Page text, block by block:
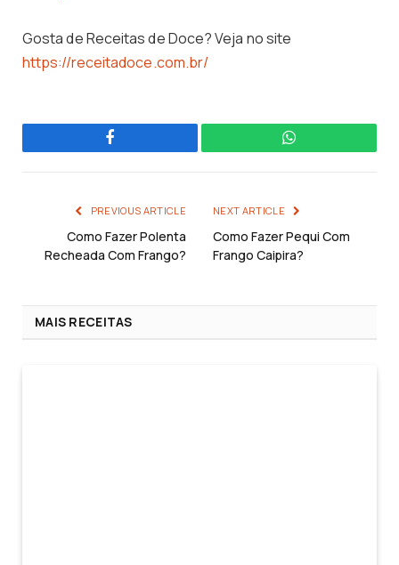
Gosta de Receitas de Doce? Veja no site
https://receitadoce.com.br/
Facebook WhatsApp
PREVIOUS ARTICLE
Como Fazer Polenta
Recheada Com Frango?
NEXT ARTICLE
Como Fazer Pequi Com
Frango Caipira?
MAIS RECEITAS